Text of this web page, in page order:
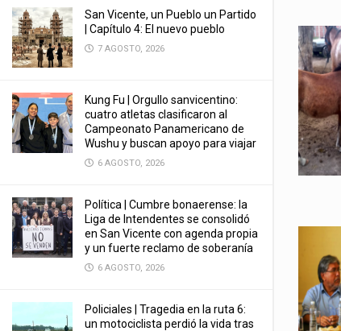
San Vicente, un Pueblo un Partido
| Capítulo 4: El nuevo pueblo
7 AGOSTO, 2026
Kung Fu | Orgullo sanvicentino:
cuatro atletas clasificaron al
Campeonato Panamericano de
Wushu y buscan apoyo para viajar
6 AGOSTO, 2026
Política | Cumbre bonaerense: la
Liga de Intendentes se consolidó
en San Vicente con agenda propia
y un fuerte reclamo de soberanía
6 AGOSTO, 2026
Policiales | Tragedia en la ruta 6:
un motociclista perdió la vida tras